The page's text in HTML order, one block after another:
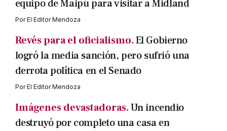
equipo de Maipú para visitar a Midland
PorEl Editor Mendoza
Revés para el oficialismo.El Gobierno
logró la media sanción, pero sufrió una
derrota política en el Senado
PorEl Editor Mendoza
Imágenes devastadoras.Un incendio
destruyó por completo una casa en